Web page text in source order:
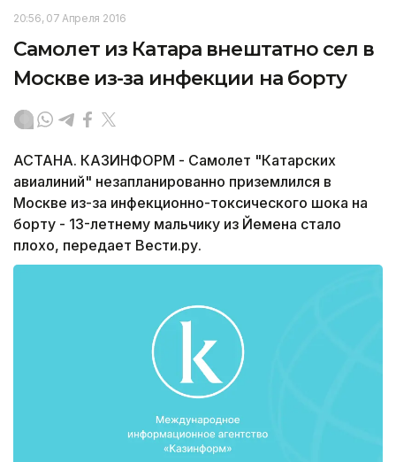
20:56, 07 Апреля 2016
Самолет из Катара внештатно сел в
Москве из-за инфекции на борту
АСТАНА. КАЗИНФОРМ - Самолет "Катарских
авиалиний" незапланированно приземлился в
Москве из-за инфекционно-токсического шока на
борту - 13-летнему мальчику из Йемена стало
плохо, передает Вести.ру.